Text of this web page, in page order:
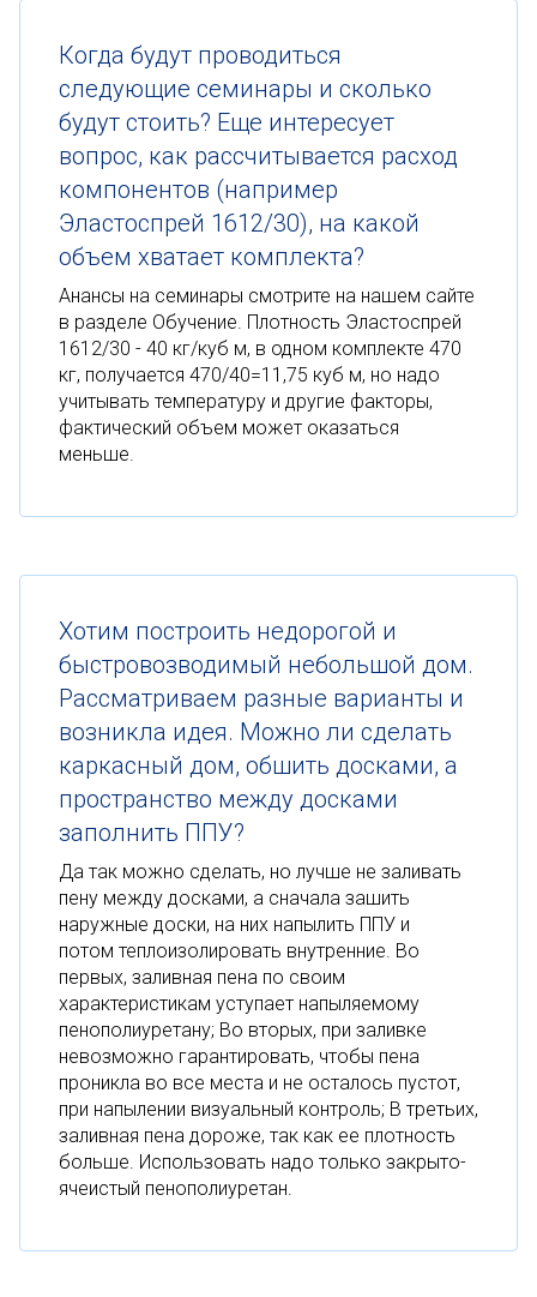
Когда будут проводиться
следующие семинары и сколько
будут стоить? Еще интересует
вопрос, как рассчитывается расход
компонентов (например
Эластоспрей 1612/30), на какой
объем хватает комплекта?
Анансы на семинары смотрите на нашем сайте
в разделе Обучение. Плотность Эластоспрей
1612/30 - 40 кг/куб м, в одном комплекте 470
кг, получается 470/40=11,75 куб м, но надо
учитывать температуру и другие факторы,
фактический объем может оказаться
меньше.
Хотим построить недорогой и
быстровозводимый небольшой дом.
Рассматриваем разные варианты и
возникла идея. Можно ли сделать
каркасный дом, обшить досками, а
пространство между досками
заполнить ППУ?
Да так можно сделать, но лучше не заливать
пену между досками, а сначала зашить
наружные доски, на них напылить ППУ и
потом теплоизолировать внутренние. Во
первых, заливная пена по своим
характеристикам уступает напыляемому
пенополиуретану; Во вторых, при заливке
невозможно гарантировать, чтобы пена
проникла во все места и не осталось пустот,
при напылении визуальный контроль; В третьих,
заливная пена дороже, так как ее плотность
больше. Использовать надо только закрыто-
ячеистый пенополиуретан.